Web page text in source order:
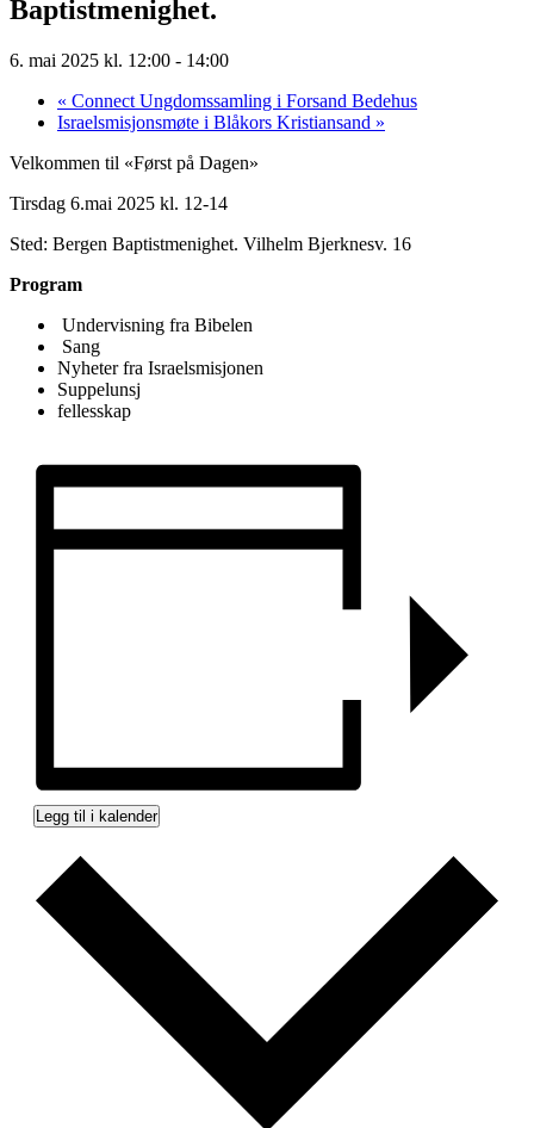
Baptistmenighet.
6. mai 2025 kl. 12:00 - 14:00
« Connect Ungdomssamling i Forsand Bedehus
Israelsmisjonsmøte i Blåkors Kristiansand »
Velkommen til «Først på Dagen»
Tirsdag 6.mai 2025 kl. 12-14
Sted: Bergen Baptistmenighet. Vilhelm Bjerknesv. 16
Program
Undervisning fra Bibelen
Sang
Nyheter fra Israelsmisjonen
Suppelunsj
fellesskap
Legg til i kalender